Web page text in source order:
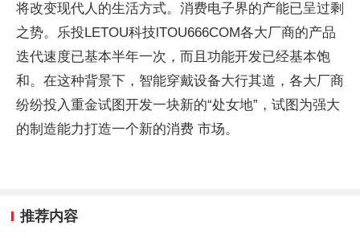
将改变现代人的生活方式。消费电子界的产能已呈过剩
之势。乐投LETOU科技lTOU666COM各大厂商的产品
迭代速度已基本半年一次，而且功能开发已经基本饱
和。在这种背景下，智能穿戴设备大行其道，各大厂商
纷纷投入重金试图开发一块新的“处女地”，试图为强大
的制造能力打造一个新的消费 市场。
推荐内容